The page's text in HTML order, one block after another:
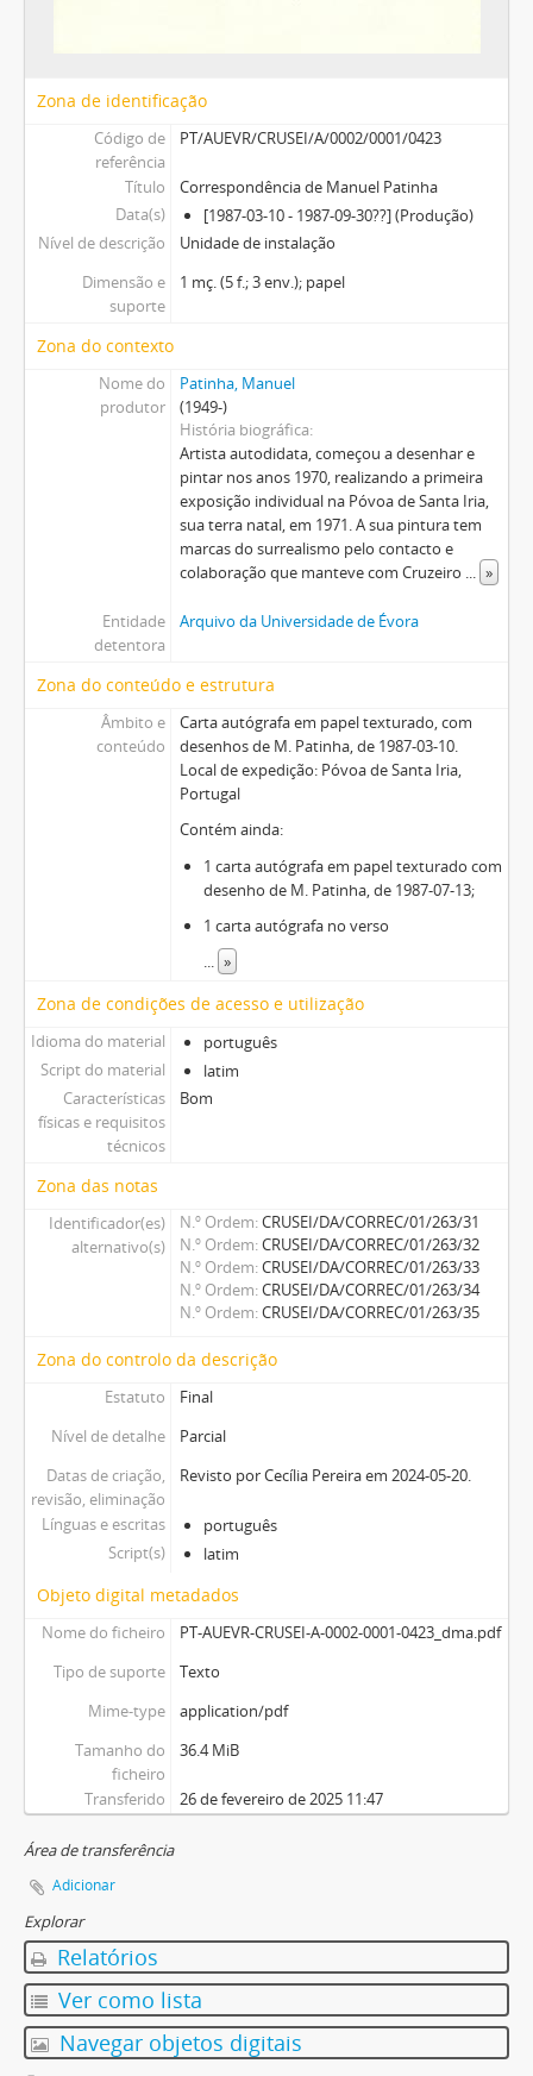
Zona de identificação
Código de
referência
PT/AUEVR/CRUSEI/A/0002/0001/0423
Título
Correspondência de Manuel Patinha
Data(s)
[1987-03-10 - 1987-09-30??] (Produção)
Nível de descrição
Unidade de instalação
Dimensão e
suporte
1 mç. (5 f.; 3 env.); papel
Zona do contexto
Nome do
produtor
Patinha, Manuel
(1949-)
História biográfica
Artista autodidata, começou a desenhar e
pintar nos anos 1970, realizando a primeira
exposição individual na Póvoa de Santa Iria,
sua terra natal, em 1971. A sua pintura tem
marcas do surrealismo pelo contacto e
colaboração que manteve com Cruzeiro ... »
Entidade
detentora
Arquivo da Universidade de Évora
Zona do conteúdo e estrutura
Âmbito e
conteúdo
Carta autógrafa em papel texturado, com
desenhos de M. Patinha, de 1987-03-10.
Local de expedição: Póvoa de Santa Iria,
Portugal
Contém ainda:
1 carta autógrafa em papel texturado com
desenho de M. Patinha, de 1987-07-13;
1 carta autógrafa no verso
... »
Zona de condições de acesso e utilização
Idioma do material
português
Script do material
latim
Características
físicas e requisitos
técnicos
Bom
Zona das notas
Identificador(es)
alternativo(s)
N.º Ordem CRUSEI/DA/CORREC/01/263/31
N.º Ordem CRUSEI/DA/CORREC/01/263/32
N.º Ordem CRUSEI/DA/CORREC/01/263/33
N.º Ordem CRUSEI/DA/CORREC/01/263/34
N.º Ordem CRUSEI/DA/CORREC/01/263/35
Zona do controlo da descrição
Estatuto
Final
Nível de detalhe
Parcial
Datas de criação,
revisão, eliminação
Revisto por Cecília Pereira em 2024-05-20.
Línguas e escritas
português
Script(s)
latim
Objeto digital metadados
Nome do ficheiro
PT-AUEVR-CRUSEI-A-0002-0001-0423_dma.pdf
Tipo de suporte
Texto
Mime-type
application/pdf
Tamanho do
ficheiro
36.4 MiB
Transferido 26 de fevereiro de 2025 11:47
Área de transferência
Adicionar
Explorar
Relatórios
Ver como lista
Navegar objetos digitais